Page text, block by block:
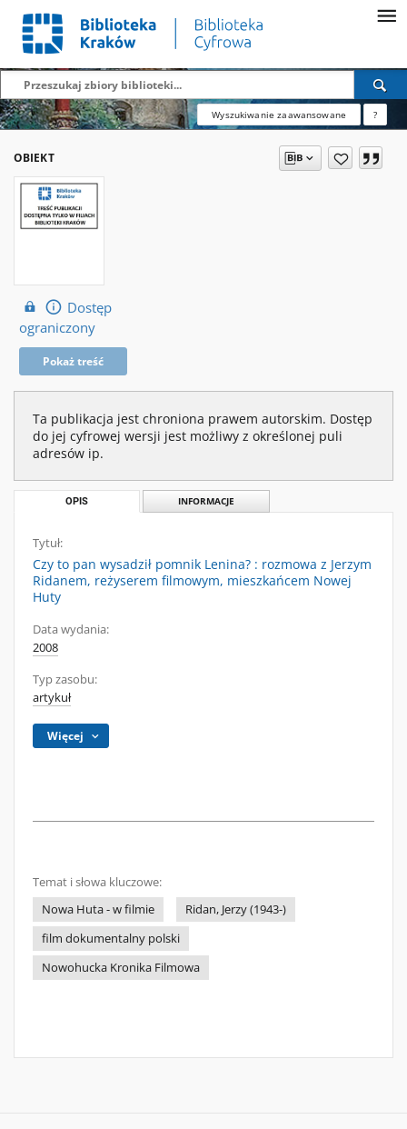
Wyszukiwanie zaawansowane ?
OBIEKT
Dostęp
ograniczony
Pokaż treść
Ta publikacja jest chroniona prawem autorskim. Dostęp
do jej cyfrowej wersji jest możliwy z określonej puli
adresów ip.
OPIS INFORMACJE
Tytuł:
Czy to pan wysadził pomnik Lenina? : rozmowa z Jerzym
Ridanem, reżyserem filmowym, mieszkańcem Nowej
Huty
Data wydania:
2008
Typ zasobu:
artykuł
Więcej
Temat i słowa kluczowe:
Nowa Huta - w filmie
Ridan, Jerzy (1943-)
film dokumentalny polski
Nowohucka Kronika Filmowa